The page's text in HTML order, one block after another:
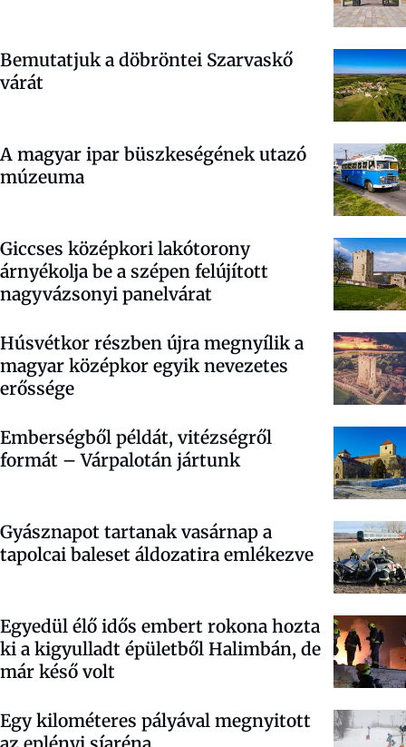
Bemutatjuk a döbröntei Szarvaskő
várát
A magyar ipar büszkeségének utazó
múzeuma
Giccses középkori lakótorony
árnyékolja be a szépen felújított
nagyvázsonyi panelvárat
Húsvétkor részben újra megnyílik a
magyar középkor egyik nevezetes
erőssége
Emberségből példát, vitézségről
formát – Várpalotán jártunk
Gyásznapot tartanak vasárnap a
tapolcai baleset áldozatira emlékezve
Egyedül élő idős embert rokona hozta
ki a kigyulladt épületből Halimbán, de
már késő volt
Egy kilométeres pályával megnyitott